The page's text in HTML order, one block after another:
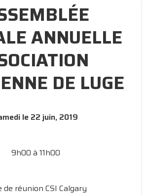
ANNUELLE
DE LUGE
le 22 juin, 2019
9h00 à 11h00
de réunion CSI Calgary